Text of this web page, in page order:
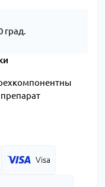
град.
Visa